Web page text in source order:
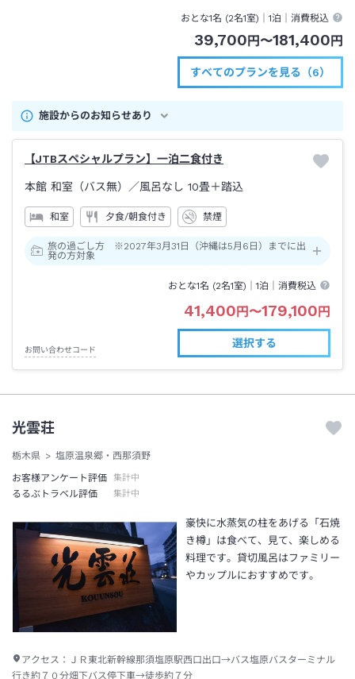
おとな1名 (2名1室)｜1泊 ｜消費税込
39,700円〜181,400円
すべてのプランを見る（6）
施設からのお知らせあり
【JTBスペシャルプラン】一泊二食付き
本館 和室（バス無） ／風呂なし 10畳＋踏込
和室 夕食/朝食付き 禁煙
旅の過ごし方 ※2027年3月31日（沖縄は5月6日）までに出
発の方対象
おとな1名 (2名1室)｜1泊 ｜消費税込
41,400円〜179,100円
お問い合わせコード
選択する
光雲荘
栃木県
塩原温泉郷・西那須野
お客様アンケート評価
集計中
るるぶトラベル評価 集計中
豪快に水蒸気の柱をあげる「石焼
き樽」は食べて、見て、楽しめる
料理です。貸切風呂はファミリー
やカップルにおすすめです。
アクセス： ＪＲ東北新幹線那須塩原駅西口出口→バス塩原バスターミナル
行き約７０分畑下バス停下車→徒歩約７分